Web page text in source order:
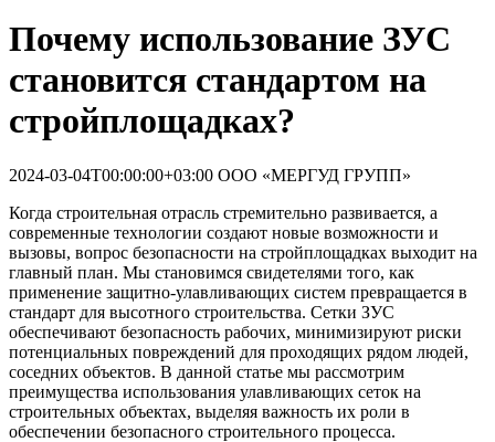
Почему использование ЗУС
становится стандартом на
стройплощадках?
2024-03-04T00:00:00+03:00 ООО «МЕРГУД ГРУПП»
Когда строительная отрасль стремительно развивается, а
современные технологии создают новые возможности и
вызовы, вопрос безопасности на стройплощадках выходит на
главный план. Мы становимся свидетелями того, как
применение защитно-улавливающих систем превращается в
стандарт для высотного строительства. Сетки ЗУС
обеспечивают безопасность рабочих, минимизируют риски
потенциальных повреждений для проходящих рядом людей,
соседних объектов. В данной статье мы рассмотрим
преимущества использования улавливающих сеток на
строительных объектах, выделяя важность их роли в
обеспечении безопасного строительного процесса.